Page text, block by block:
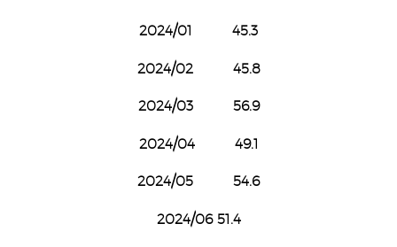
2024/01 45.3
2024/02 45.8
2024/03 56.9
2024/04 49.1
2024/05 54.6
2024/06 51.4